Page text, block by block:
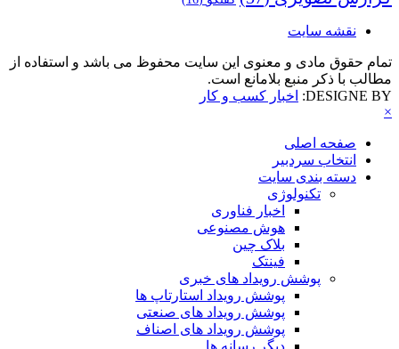
نقشه سایت
تمام حقوق مادی و معنوی این سایت محفوظ می باشد و استفاده از
مطالب با ذکر منبع بلامانع است.
DESIGNE BY:
اخبار کسب و کار
×
صفحه اصلی
انتخاب سردبیر
دسته بندی سایت
تکنولوژی
اخبار فناوری
هوش مصنوعی
بلاک چین
فینتک
پوشش رویداد های خبری
پوشش رویداد استارتاپ ها
پوشش رویداد های صنعتی
پوشش رویداد های اصناف
دیگر رسانه ها